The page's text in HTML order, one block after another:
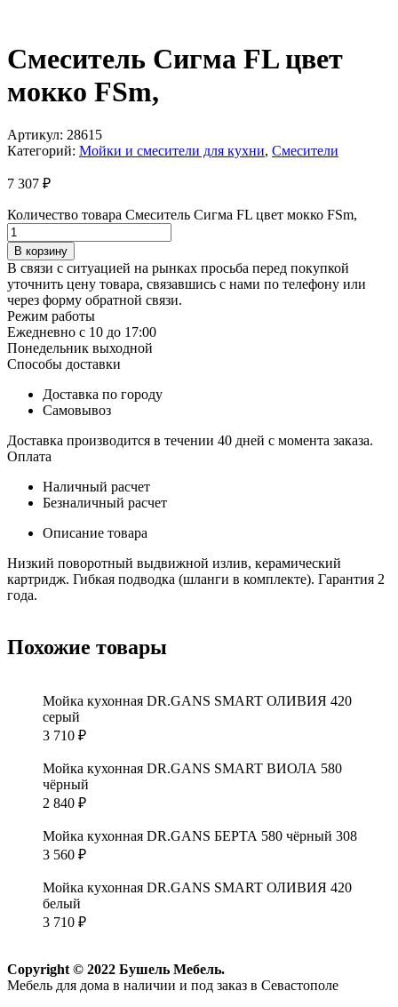
Смеситель Сигма FL цвет
мокко FSm,
Артикул: 28615
Категорий: Мойки и смесители для кухни, Смесители
7 307 ₽
Количество товара Смеситель Сигма FL цвет мокко FSm,
В корзину
В связи с ситуацией на рынках просьба перед покупкой
уточнить цену товара, связавшись с нами по телефону или
через форму обратной связи.
Режим работы
Ежедневно с 10 до 17:00
Понедельник выходной
Способы доставки
Доставка по городу
Самовывоз
Доставка производится в течении 40 дней с момента заказа.
Оплата
Наличный расчет
Безналичный расчет
Описание товара
Низкий поворотный выдвижной излив, керамический
картридж. Гибкая подводка (шланги в комплекте). Гарантия 2
года.
Похожие товары
Мойка кухонная DR.GANS SMART ОЛИВИЯ 420
серый
3 710 ₽
Мойка кухонная DR.GANS SMART ВИОЛА 580
чёрный
2 840 ₽
Мойка кухонная DR.GANS БЕРТА 580 чёрный 308
3 560 ₽
Мойка кухонная DR.GANS SMART ОЛИВИЯ 420
белый
3 710 ₽
Copyright © 2022 Бушель Мебель.
Мебель для дома в наличии и под заказ в Севастополе